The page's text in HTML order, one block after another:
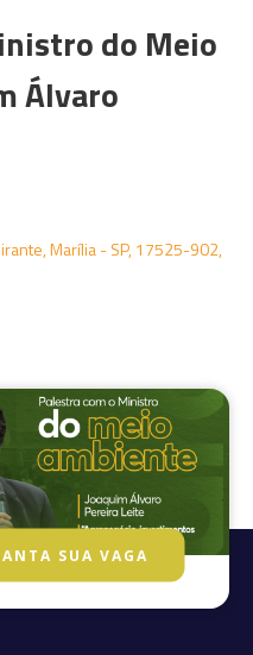
do Meio
Álvaro
Marília - SP, 17525-902,
SUA VAGA